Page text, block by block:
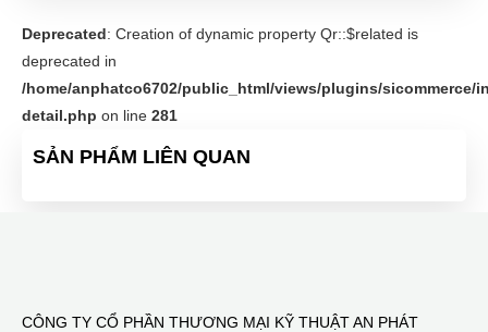
Deprecated: Creation of dynamic property Qr::$related is
deprecated in
/home/anphatco6702/public_html/views/plugins/sicommerce/
detail.php on line 281
SẢN PHẨM LIÊN QUAN
CÔNG TY CỔ PHẦN THƯƠNG MẠI KỸ THUẬT AN PHÁT